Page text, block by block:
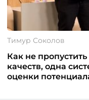
Тимур Соколов
Как не
качеств, одна
оценки